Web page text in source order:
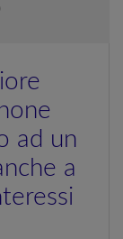
ad un
a